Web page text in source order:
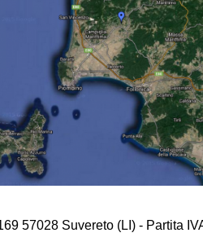
57028 Suvereto (LI) - Partita